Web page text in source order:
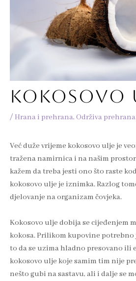
KOKOSOVO
/Hrana i prehrana, Održiva
Već duže vrijeme kokosovo ulje je
tražena namirnica i na našim
kažem da treba jesti ono što raste
kokosovo ulje je iznimka. Razlog
djelovanje na organizam čovjeka.
Kokosovo ulje dobija se cijeđenjem
kokosa. Prilikom kupovine
to da se uzima hladno presovano ili
kokosovo ulje koje samim tim nije
nešto gubi na sastavu, ali i dalje se